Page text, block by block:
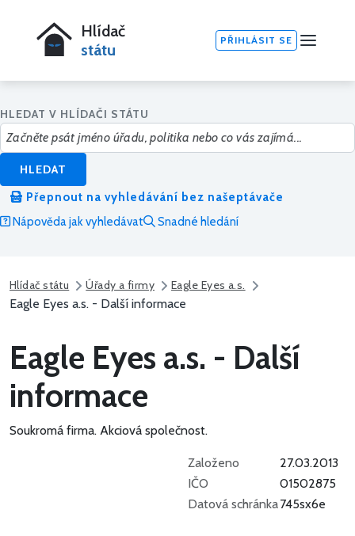
Hlídač
státu
PŘIHLÁSIT SE
HLEDAT V HLÍDAČI STÁTU
HLEDAT
Přepnout na vyhledávání bez našeptávače
Nápověda jak vyhledávat
Snadné hledání
Hlídač státu Úřady a firmy Eagle Eyes a.s.
Eagle Eyes a.s. - Další informace
Eagle Eyes a.s. - Další
informace
Soukromá firma. Akciová společnost.
Založeno
27.03.2013
IČO
01502875
Datová schránka745sx6e